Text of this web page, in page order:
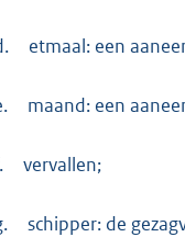
etmaal: een
maand: een
vervallen;
schipper: de